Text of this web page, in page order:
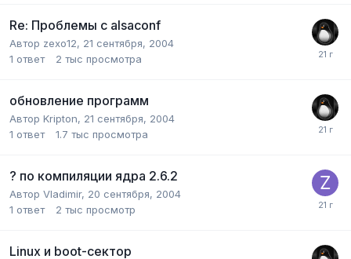
Re: Проблемы с alsaconf
Автор zexo12, 21 сентября, 2004
1 ответ 2 тыс просмотра
обновление программ
Автор Kripton, 21 сентября, 2004
1 ответ 1.7 тыс просмотра
? по компиляции ядра 2.6.2
Автор Vladimir, 20 сентября, 2004
1 ответ 2 тыс просмотр
Linux и boot-сектор